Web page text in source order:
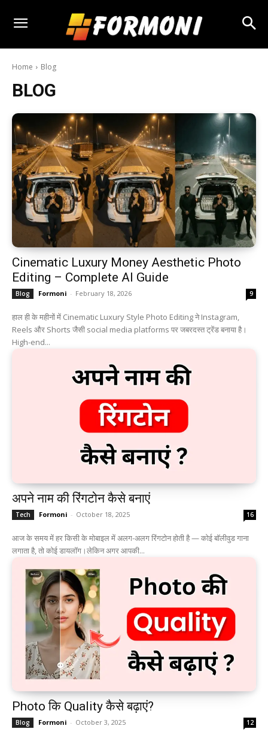
Home Blog
BLOG
Cinematic Luxury Money Aesthetic Photo
Editing – Complete AI Guide
Blog Formoni - February 18, 2026 9
हाल ही के महीनों में Cinematic Luxury Style Photo Editing ने Instagram,
Reels और Shorts जैसी social media platforms पर जबरदस्त ट्रेंड बनाया है।
High-end...
अपने नाम की रिंगटोन कैसे बनाएं
Tech Formoni - October 18, 2025 16
आज के समय में हर किसी के मोबाइल में अलग-अलग रिंगटोन होती है — कोई बॉलीवुड गाना
लगाता है, तो कोई डायलॉग।लेकिन अगर आपकी...
Photo कि Quality कैसे बढ़ाएं?
Blog Formoni - October 3, 2025 12